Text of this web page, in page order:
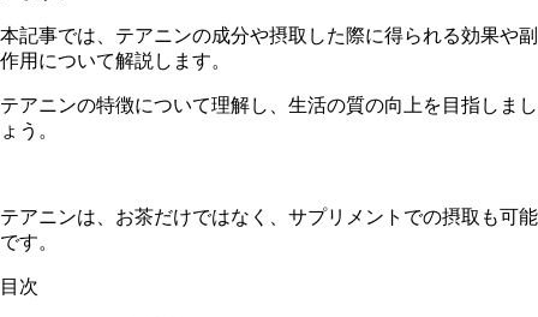
本記事では、テアニンの成分や摂取した際に得られる効果や副
作用について解説します。
テアニンの特徴について理解し、生活の質の向上を目指しまし
ょう。
テアニンは、お茶だけではなく、サプリメントでの摂取も可能
です。
目次